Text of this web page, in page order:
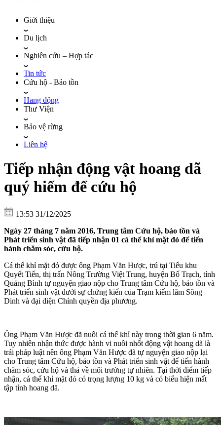
Giới thiệu
Du lịch
Nghiên cứu – Hợp tác
Tin tức
Cứu hộ - Bảo tồn
Hang động
Thư Viện
Bảo vệ rừng
Liên hệ
Tiếp nhận động vật hoang dã
quý hiếm để cứu hộ
13:53 31/12/2025
Ngày 27 tháng 7 năm 2016, Trung tâm Cứu hộ, bảo tồn và
Phát triển sinh vật đã tiếp nhận 01 cá thể khỉ mặt đỏ để tiến
hành chăm sóc, cứu hộ.
Cá thể khỉ mặt đỏ được ông Phạm Văn Hược, trú tại Tiểu khu
Quyết Tiến, thị trấn Nông Trường Việt Trung, huyện Bố Trạch, tỉnh
Quảng Bình tự nguyện giao nộp cho Trung tâm Cứu hộ, bảo tồn và
Phát triển sinh vật dưới sự chứng kiến của Trạm kiểm lâm Sông
Dinh và đại diện Chính quyền địa phương.
Ông Phạm Văn Hược đã nuôi cá thể khỉ này trong thời gian 6 năm.
Tuy nhiên nhận thức được hành vi nuôi nhốt động vật hoang dã là
trái pháp luật nên ông Phạm Văn Hược đã tự nguyện giao nộp lại
cho Trung tâm Cứu hộ, bảo tồn và Phát triển sinh vật để tiến hành
chăm sóc, cứu hộ và thả về môi trường tự nhiên. Tại thời điểm tiếp
nhận, cá thể khỉ mặt đỏ có trọng lượng 10 kg và có biểu hiện mất
tập tính hoang dã.